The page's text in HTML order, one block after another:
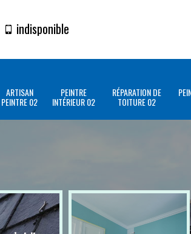
indisponible
ARTISAN
PEINTRE 02
PEINTRE
INTÉRIEUR 02
RÉPARATION DE
TOITURE 02